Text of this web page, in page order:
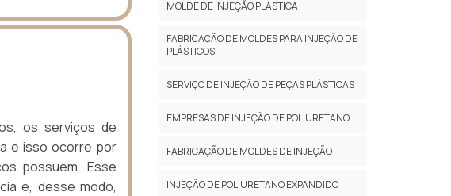
os serviços de
e isso ocorre por
possuem. Esse
e, desse modo,
MOLDE DE INJEÇÃO PLÁSTICA
FABRICAÇÃO DE MOLDES PARA INJEÇÃO DE
PLÁSTICOS
SERVIÇO DE INJEÇÃO DE PEÇAS PLÁSTICAS
EMPRESAS DE INJEÇÃO DE POLIURETANO
FABRICAÇÃO DE MOLDES DE INJEÇÃO
INJEÇÃO DE POLIURETANO EXPANDIDO